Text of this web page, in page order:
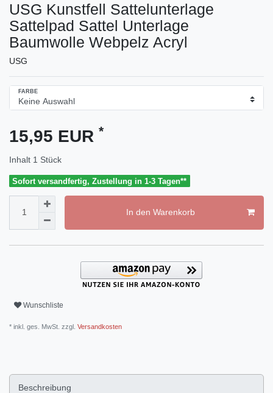
USG Kunstfell Sattelunterlage
Sattelpad Sattel Unterlage
Baumwolle Webpelz Acryl
USG
FARBE
15,95 EUR *
Inhalt 1 Stück
Sofort versandfertig, Zustellung in 1-3 Tagen**
In den Warenkorb
Wunschliste
* inkl. ges. MwSt. zzgl. Versandkosten
Beschreibung